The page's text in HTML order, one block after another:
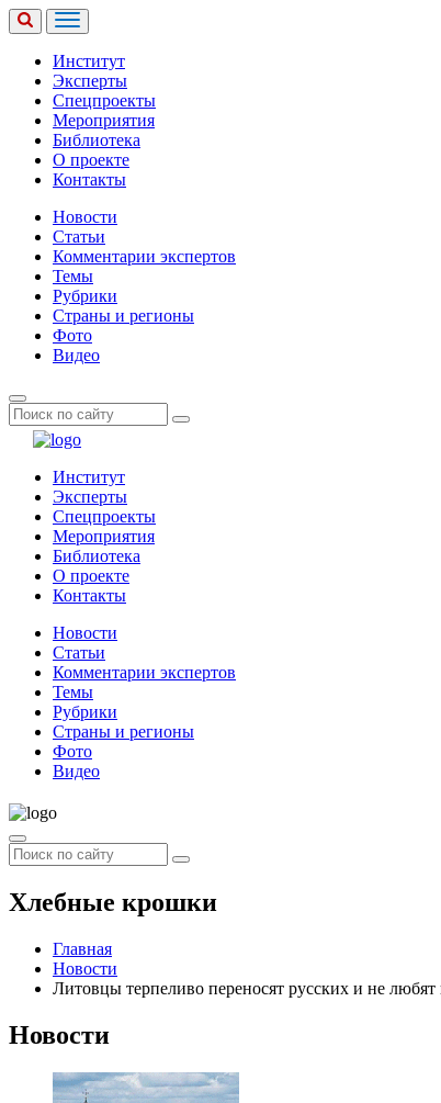
Институт
Эксперты
Спецпроекты
Мероприятия
Библиотека
О проекте
Контакты
Новости
Статьи
Комментарии экспертов
Темы
Рубрики
Страны и регионы
Фото
Видео
Институт
Эксперты
Спецпроекты
Мероприятия
Библиотека
О проекте
Контакты
Новости
Статьи
Комментарии экспертов
Темы
Рубрики
Страны и регионы
Фото
Видео
Хлебные крошки
Главная
Новости
Литовцы терпеливо переносят русских и не любят
Новости